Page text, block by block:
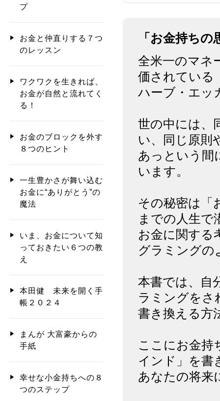
「お金持ち
全米一のマネ
価されている
ハーブ・エッ
世の中には、
い、同じ原則
あっという間
います。
その秘密は「
までの人生で
お金に関する
グラミングの
本書では、自
ラミングをさ
書き換える方
ここにお金持
インド」を書
あなたの将来
プ
お金と仲直りする７つ
のレッスン
ワクワクを生きれば、
お金が自然と流れてく
る！
お金のブロックを外す
８つのヒント
一生豊かさが舞い込む
お金に“ありがとう”の
魔法
いま、お金について知
っておきたい６つの教
え
本田健 未来を開く手
帳２０２４
まんが 大富豪からの
手紙
幸せな小金持ちへの８
つのステップ